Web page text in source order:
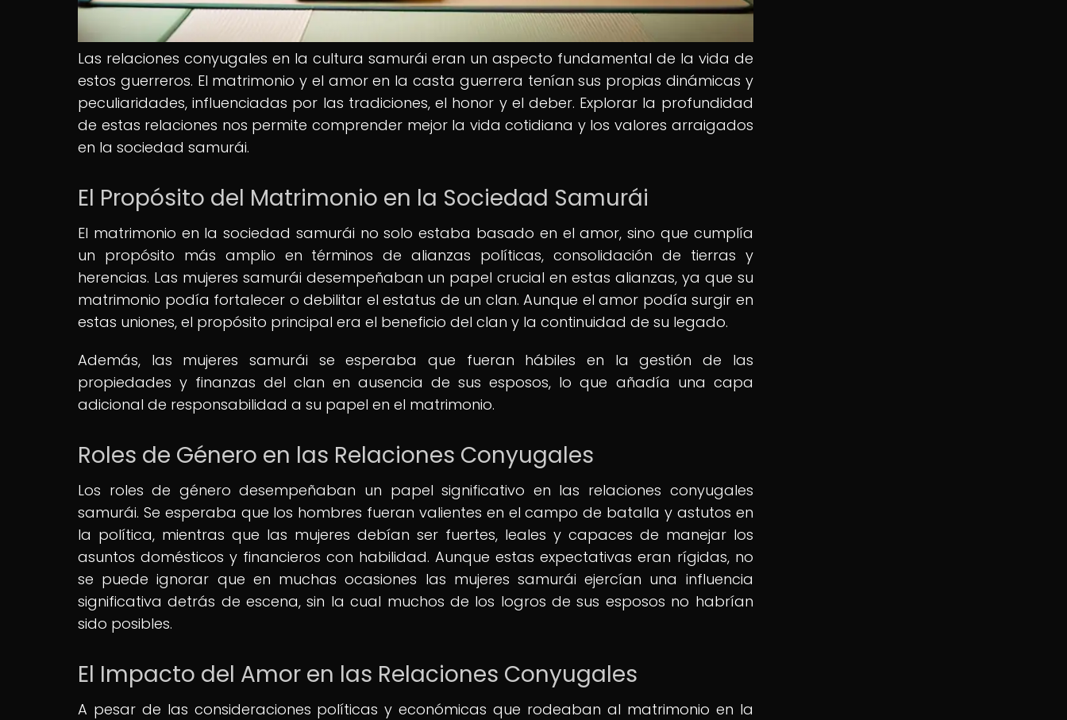
Las relaciones conyugales en la cultura samurái eran un aspecto fundamental de la vida de
estos guerreros. El matrimonio y el amor en la casta guerrera tenían sus propias dinámicas y
peculiaridades, influenciadas por las tradiciones, el honor y el deber. Explorar la profundidad
de estas relaciones nos permite comprender mejor la vida cotidiana y los valores arraigados
en la sociedad samurái.
El Propósito del Matrimonio en la Sociedad Samurái
El matrimonio en la sociedad samurái no solo estaba basado en el amor, sino que cumplía
un propósito más amplio en términos de alianzas políticas, consolidación de tierras y
herencias. Las mujeres samurái desempeñaban un papel crucial en estas alianzas, ya que su
matrimonio podía fortalecer o debilitar el estatus de un clan. Aunque el amor podía surgir en
estas uniones, el propósito principal era el beneficio del clan y la continuidad de su legado.
Además, las mujeres samurái se esperaba que fueran hábiles en la gestión de las
propiedades y finanzas del clan en ausencia de sus esposos, lo que añadía una capa
adicional de responsabilidad a su papel en el matrimonio.
Roles de Género en las Relaciones Conyugales
Los roles de género desempeñaban un papel significativo en las relaciones conyugales
samurái. Se esperaba que los hombres fueran valientes en el campo de batalla y astutos en
la política, mientras que las mujeres debían ser fuertes, leales y capaces de manejar los
asuntos domésticos y financieros con habilidad. Aunque estas expectativas eran rígidas, no
se puede ignorar que en muchas ocasiones las mujeres samurái ejercían una influencia
significativa detrás de escena, sin la cual muchos de los logros de sus esposos no habrían
sido posibles.
El Impacto del Amor en las Relaciones Conyugales
A pesar de las consideraciones políticas y económicas que rodeaban al matrimonio en la